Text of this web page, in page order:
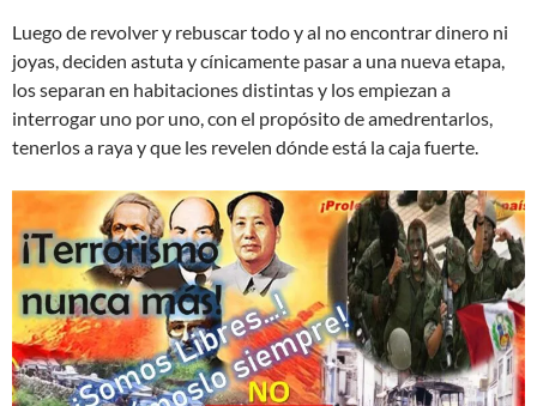
Luego de revolver y rebuscar todo y al no encontrar dinero ni
joyas, deciden astuta y cínicamente pasar a una nueva etapa,
los separan en habitaciones distintas y los empiezan a
interrogar uno por uno, con el propósito de amedrentarlos,
tenerlos a raya y que les revelen dónde está la caja fuerte.